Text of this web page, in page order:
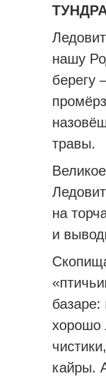
нашу
берегу
травы.
на
и
хорошо
кайры.